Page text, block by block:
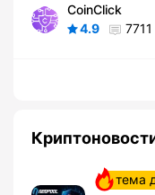
CoinClick
4.9
7711
тема